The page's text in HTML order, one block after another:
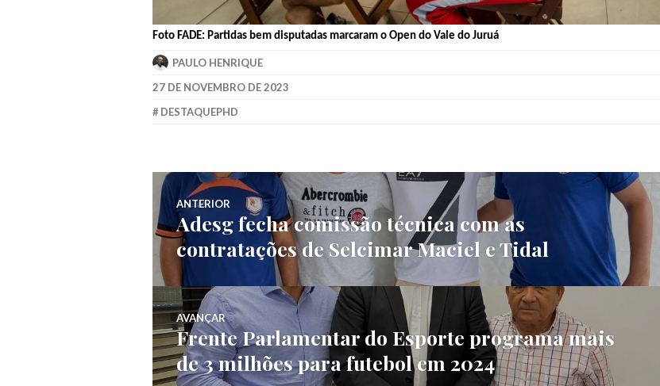
Foto FADE: Partidas bem disputadas marcaram o Open do Vale do Juruá
PAULO HENRIQUE
27 DE NOVEMBRO DE 2023
DESTAQUEPHD
ANTERIOR
Adesg fecha comissão técnica com as
contratações de Selcimar Maciel e Tidal
AVANÇAR
Frente Parlamentar do Esporte programa mais
de 3 milhões para futebol em 2024